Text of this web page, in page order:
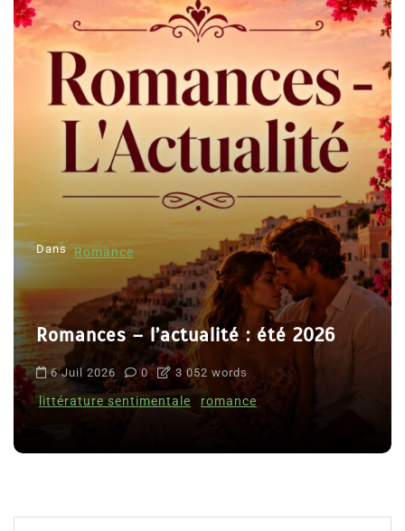
Dans Romance
Romances – l’actualité : été 2026
6 Juil 2026 0 3 052 words
littérature sentimentale romance